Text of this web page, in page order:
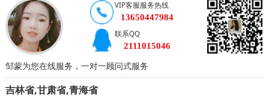
VIP客服服务热线
13650447984
联系QQ
2111015046
邹蒙为您在线服务，一对一顾问式服务
吉林省,甘肃省,青海省